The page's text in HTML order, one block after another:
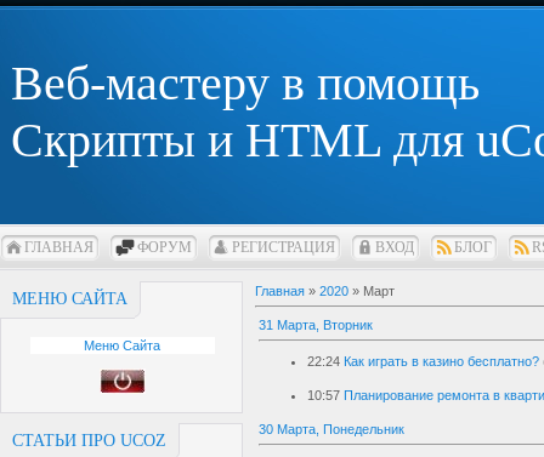
Веб-мастеру в помощь
Скрипты и HTML для
ГЛАВНАЯ ФОРУМ РЕГИСТРАЦИЯ ВХОД БЛОГ
МЕНЮ САЙТА
Меню Сайта
СТАТЬИ ПРО UCOZ
Главная » 2020 » Март
31 Марта, Вторник
22:24 Как играть в казино бесплатно?
10:57 Планирование ремонта в
30 Марта, Понедельник